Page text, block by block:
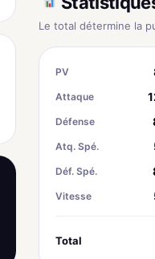
Le total détermine la
PV
Attaque
Défense
Atq. Spé.
Déf. Spé.
Vitesse
Total